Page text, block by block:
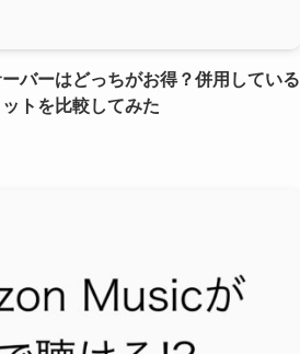
バーはどっちがお得？併用している
トを比較してみた